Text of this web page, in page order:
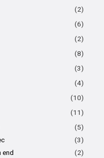
(2)
(6)
(2)
(8)
(3)
(4)
(10)
(11)
(5)
(3)
end
(2)